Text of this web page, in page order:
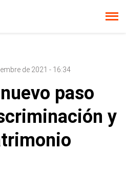
de 2021 - 16:34
paso
y